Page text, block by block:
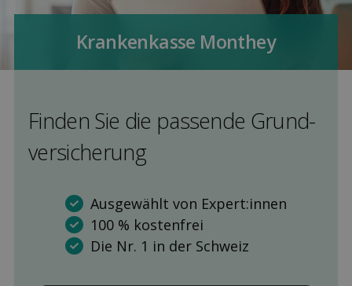
Kranken­kasse Monthey
Finden Sie die pas­sende Grund­
versicherung
Ausgewählt von Expert:innen
100 % kostenfrei
Die Nr. 1 in der Schweiz